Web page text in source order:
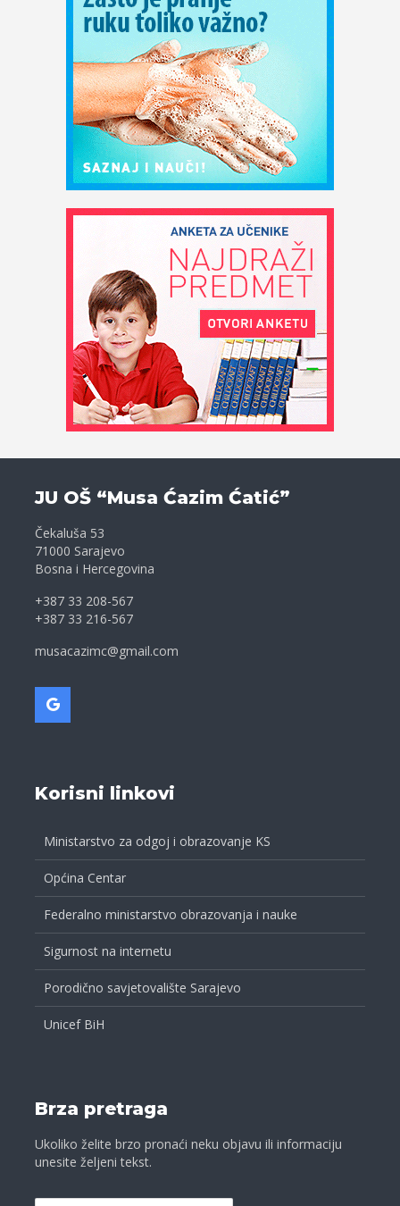
JU OŠ “Musa Ćazim Ćatić”
Čekaluša 53
71000 Sarajevo
Bosna i Hercegovina
+387 33 208-567
+387 33 216-567
musacazimc@gmail.com
Korisni linkovi
Ministarstvo za odgoj i obrazovanje KS
Općina Centar
Federalno ministarstvo obrazovanja i nauke
Sigurnost na internetu
Porodično savjetovalište Sarajevo
Unicef BiH
Brza pretraga
Ukoliko želite brzo pronaći neku objavu ili informaciju
unesite željeni tekst.